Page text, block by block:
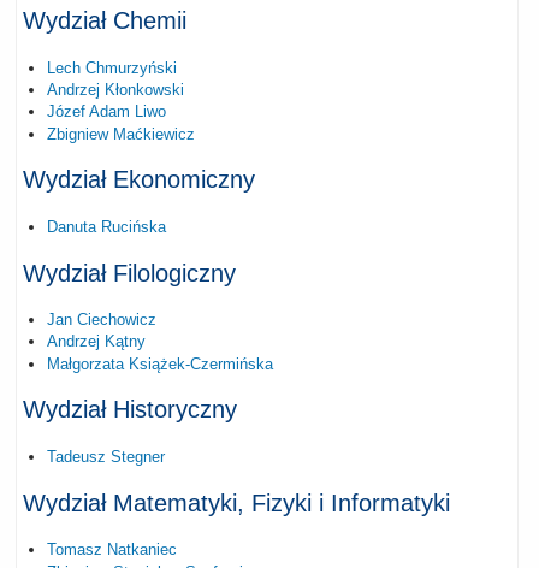
Wydział Chemii
Lech Chmurzyński
Andrzej Kłonkowski
Józef Adam Liwo
Zbigniew Maćkiewicz
Wydział Ekonomiczny
Danuta Rucińska
Wydział Filologiczny
Jan Ciechowicz
Andrzej Kątny
Małgorzata Książek-Czermińska
Wydział Historyczny
Tadeusz Stegner
Wydział Matematyki, Fizyki i Informatyki
Tomasz Natkaniec